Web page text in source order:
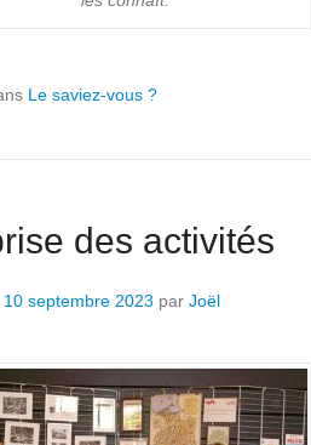
Le saviez-vous ?
des activités
10 septembre 2023 par Joël